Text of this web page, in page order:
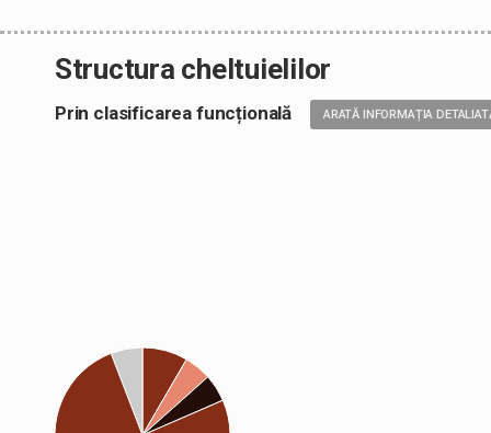
Structura cheltuielilor
Prin clasificarea funcțională ARATĂ INFORMAȚIA